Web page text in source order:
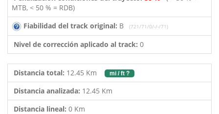
MTB, < 50 % = RDB)
Fiabilidad del track original: B (721/71/0/-/-/71)
Nivel de corrección aplicado al track: 0
Distancia total: 12.45 Km mi / ft ?
Distancia analizada: 12.45 Km
Distancia lineal: 0 Km